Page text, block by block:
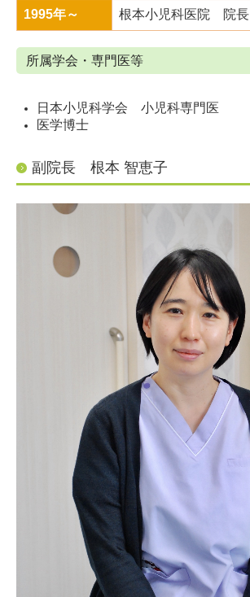
1995年～ 根本小児科医院 院長
所属学会・専門医等
日本小児科学会 小児科専門医
医学博士
副院長 根本 智恵子